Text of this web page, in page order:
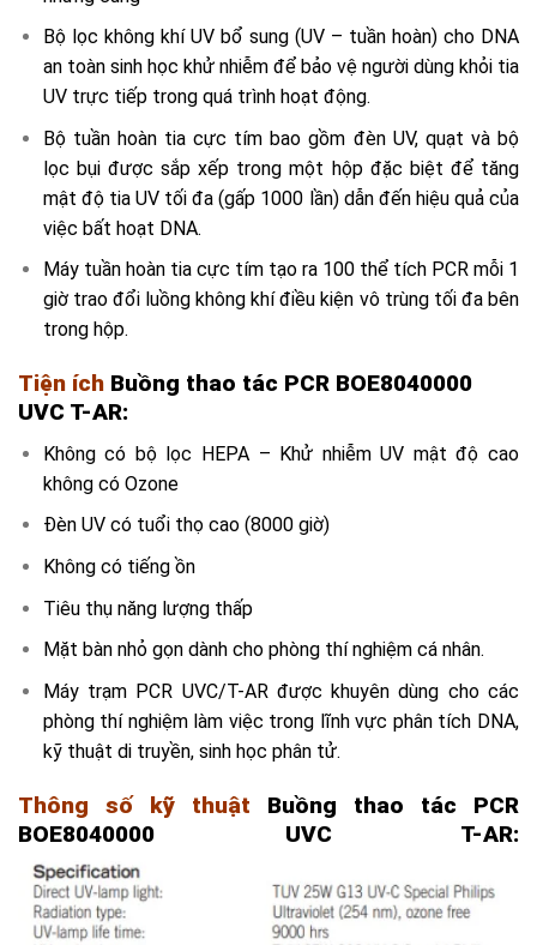
Bộ lọc không khí UV bổ sung (UV – tuần hoàn) cho DNA
an toàn sinh học khử nhiễm để bảo vệ người dùng khỏi tia
UV trực tiếp trong quá trình hoạt động.
Bộ tuần hoàn tia cực tím bao gồm đèn UV, quạt và bộ
lọc bụi được sắp xếp trong một hộp đặc biệt để tăng
mật độ tia UV tối đa (gấp 1000 lần) dẫn đến hiệu quả của
việc bất hoạt DNA.
Máy tuần hoàn tia cực tím tạo ra 100 thể tích PCR mỗi 1
giờ trao đổi luồng không khí điều kiện vô trùng tối đa bên
trong hộp.
Tiện ích Buồng thao tác PCR BOE8040000
UVC T-AR:
Không có bộ lọc HEPA – Khử nhiễm UV mật độ cao
không có Ozone
Đèn UV có tuổi thọ cao (8000 giờ)
Không có tiếng ồn
Tiêu thụ năng lượng thấp
Mặt bàn nhỏ gọn dành cho phòng thí nghiệm cá nhân.
Máy trạm PCR UVC/T-AR được khuyên dùng cho các
phòng thí nghiệm làm việc trong lĩnh vực phân tích DNA,
kỹ thuật di truyền, sinh học phân tử.
Thông số kỹ thuật Buồng thao tác PCR
BOE8040000 UVC T-AR: